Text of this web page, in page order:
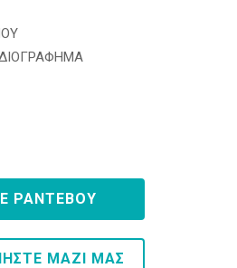
ΡΑΝΤΕΒΟΥ
ΜΑΖΙ ΜΑΣ